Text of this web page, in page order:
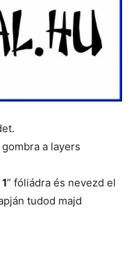
gombra a layers
” fóliádra és nevezd el
tudod majd